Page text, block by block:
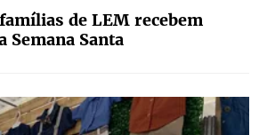
de LEM recebem
Semana Santa